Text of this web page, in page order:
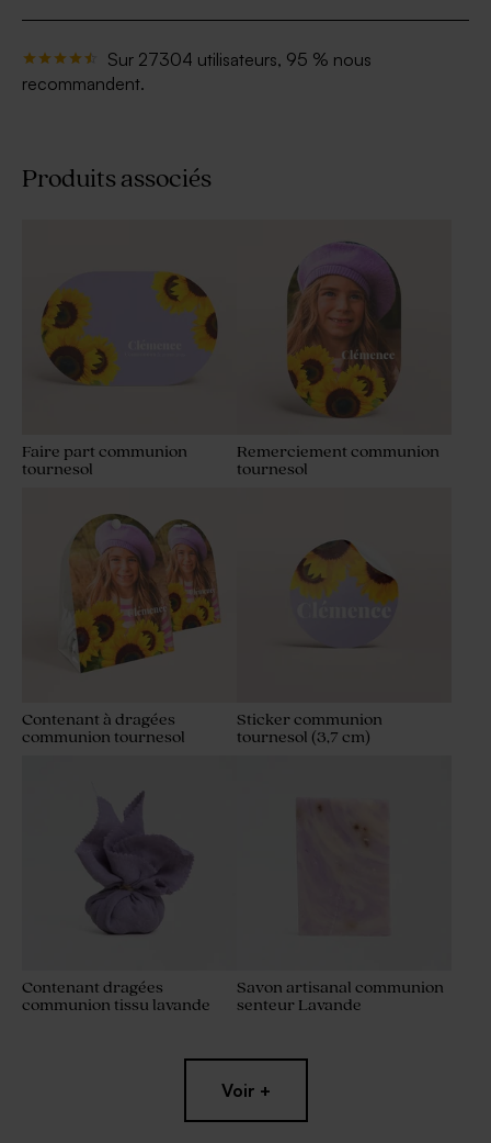
Sur 27304 utilisateurs, 95 % nous
recommandent.
Produits associés
Faire part communion
tournesol
Remerciement communion
tournesol
Contenant à dragées
communion tournesol
Sticker communion
tournesol (3,7 cm)
Contenant dragées
communion tissu lavande
Savon artisanal communion
senteur Lavande
Voir +